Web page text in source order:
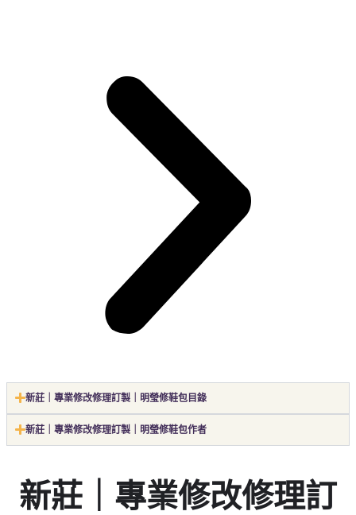
新莊｜專業修改修理訂製｜明瑩修鞋包目錄
新莊｜專業修改修理訂製｜明瑩修鞋包作者
新莊｜專業修改修理訂